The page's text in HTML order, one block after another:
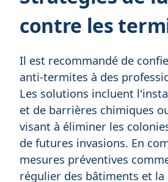
contre les
Il est recommandé de
anti-termites à des
Les solutions incluent
et de barrières chimiques
visant à éliminer les
de futures invasions. En
mesures préventives
régulier des bâtiments et la